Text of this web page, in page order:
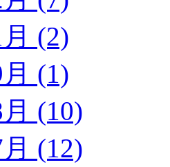
(2)
(1)
(10)
(12)